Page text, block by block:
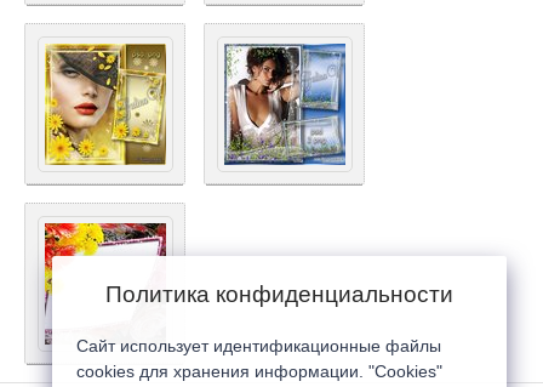
Политика конфиденциальности
Сайт использует идентификационные файлы
cookies для хранения информации. "Cookies"